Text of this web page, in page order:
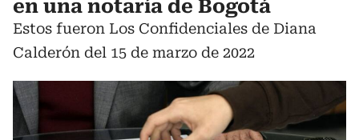
en una notaría de Bogotá
Estos fueron Los Confidenciales de Diana
Calderón del 15 de marzo de 2022